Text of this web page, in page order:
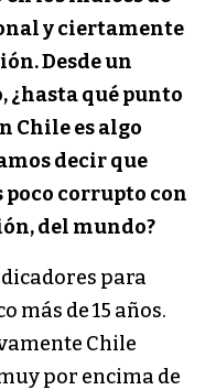
y ciertamente
Desde un
¿hasta qué punto
Chile es algo
decir que
poco corrupto con
del mundo?
para
más de 15 años.
Chile
por encima de